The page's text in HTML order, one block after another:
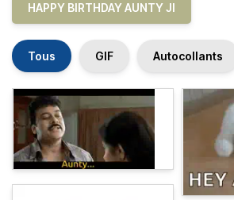
HAPPY BIRTHDAY AUNTY JI
Tous GIF Autocollants